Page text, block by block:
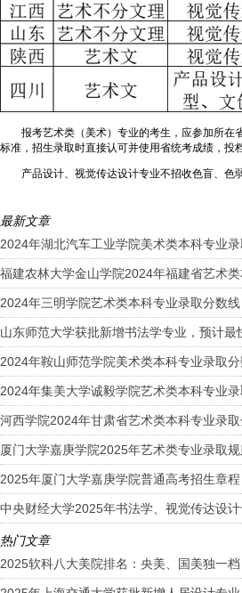
报考艺术类（美术）专业的考生，应参加所在
标准，招生录取时直接认可并使用省统考成绩，投
产品设计、视觉传达设计专业不招收色盲、色弱
最新文章
2024年湖北汽车工业学院美术类本科专业
福建农林大学金山学院2024年福建省艺术
2024年三明学院艺术类本科专业录取分数线
山东师范大学获批新增书法学专业，预计最
2024年鞍山师范学院美术类本科专业录取
2024年集美大学诚毅学院艺术类本科专业
河西学院2024年甘肃省艺术类本科专业录
厦门大学嘉庚学院2025年艺术类专业录取规
2025年厦门大学嘉庚学院普通高考招生章程
中央财经大学2025年书法学、视觉传达设
热门文章
2025软科八大美院排名：央美、国美独一档